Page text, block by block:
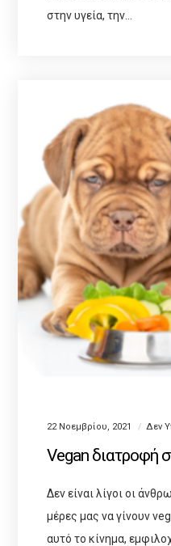
στην υγεία, την…
22 Νοεμβρίου, 2021 Δεν
Vegan διατροφή
Δεν είναι λίγοι οι
μέρες μας να γίνουν
αυτό το κίνημα,